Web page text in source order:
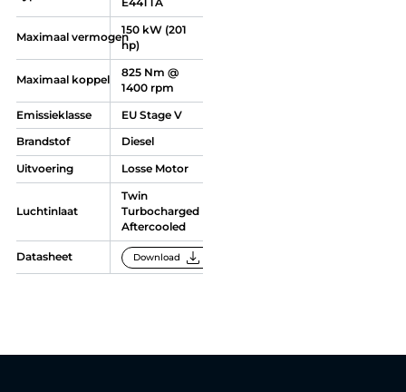
E44TTA
Maximaal vermogen
150 kW (201
hp)
Maximaal koppel
825 Nm @
1400 rpm
Emissieklasse EU Stage V
Brandstof Diesel
Uitvoering Losse Motor
Luchtinlaat
Twin
Turbocharged
Aftercooled
Datasheet Download download